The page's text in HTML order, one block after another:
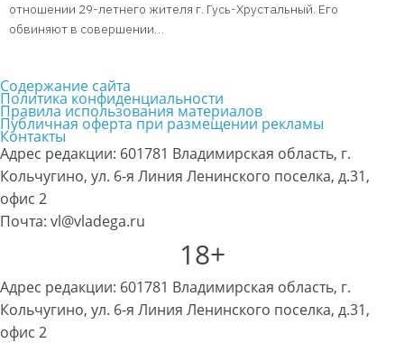
отношении 29-летнего жителя г. Гусь-Хрустальный. Его
обвиняют в совершении…
Содержание сайта
Политика конфиденциальности
Правила использования материалов
Публичная оферта при размещении рекламы
Контакты
Адрес редакции: 601781 Владимирская область, г.
Кольчугино, ул. 6-я Линия Ленинского поселка, д.31,
офис 2
Почта: vl@vladega.ru
18+
Адрес редакции: 601781 Владимирская область, г.
Кольчугино, ул. 6-я Линия Ленинского поселка, д.31,
офис 2